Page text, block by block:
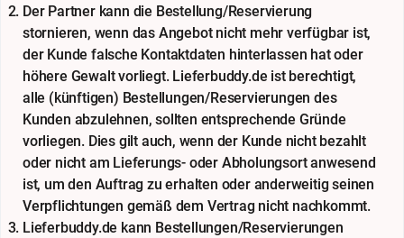
Der Partner kann die Bestellung/Reservierung
stornieren, wenn das Angebot nicht mehr verfügbar ist,
der Kunde falsche Kontaktdaten hinterlassen hat oder
höhere Gewalt vorliegt. Lieferbuddy.de ist berechtigt,
alle (künftigen) Bestellungen/Reservierungen des
Kunden abzulehnen, sollten entsprechende Gründe
vorliegen. Dies gilt auch, wenn der Kunde nicht bezahlt
oder nicht am Lieferungs- oder Abholungsort anwesend
ist, um den Auftrag zu erhalten oder anderweitig seinen
Verpflichtungen gemäß dem Vertrag nicht nachkommt.
Lieferbuddy.de kann Bestellungen/Reservierungen